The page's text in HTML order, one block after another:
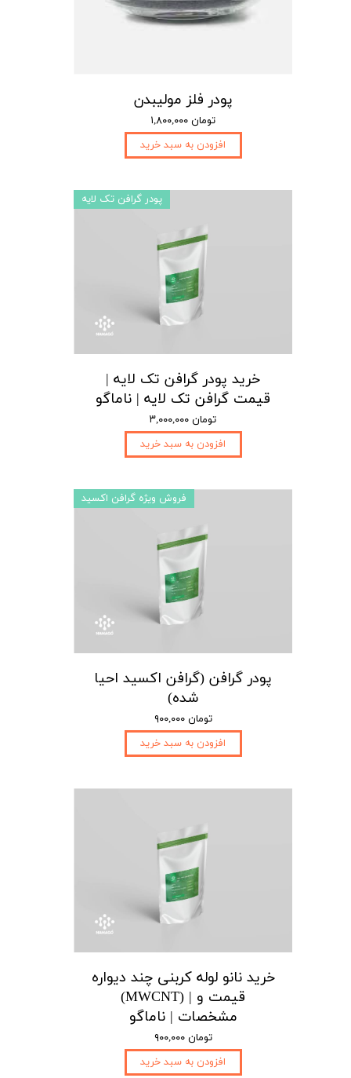
پودر فلز مولیبدن
۱,۸۰۰,۰۰۰ تومان
افزودن به سبد خرید
خرید پودر گرافن تک لایه |
قیمت گرافن تک لایه | ناماگو
۳,۰۰۰,۰۰۰ تومان
افزودن به سبد خرید
پودر گرافن تک لایه
پودر گرافن (گرافن اکسید احیا
شده)
۹۰۰,۰۰۰ تومان
افزودن به سبد خرید
فروش ویژه گرافن اکسید
خرید نانو لوله کربنی چند دیواره
(MWCNT) | قیمت و
مشخصات | ناماگو
۹۰۰,۰۰۰ تومان
افزودن به سبد خرید